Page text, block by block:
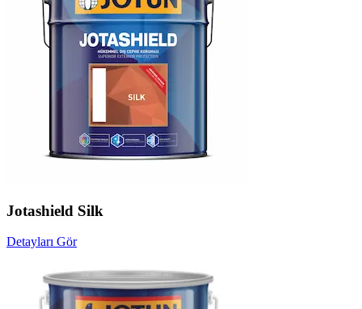
Jotashield Silk
Detayları Gör